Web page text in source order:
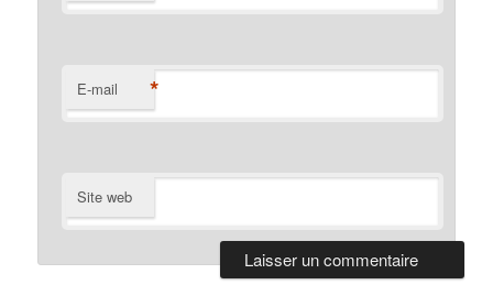
E-mail *
Site web